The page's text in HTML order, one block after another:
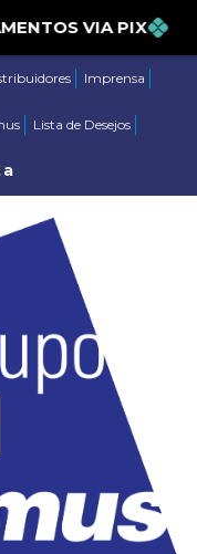
VIA PIX
Imprensa
Lista de Desejos